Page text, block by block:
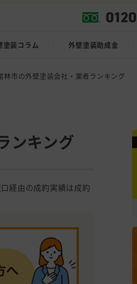
塗装コラム 外壁塗装助成金
林市の外壁塗装会社・業者ランキング
ンキング
経由の成約実績は成約